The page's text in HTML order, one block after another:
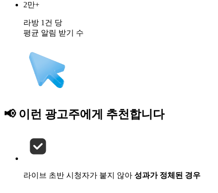
2만+
라방 1건 당
평균 알림 받기 수
📢 이런 광고주에게 추천합니다
라이브 초반 시청자가 붙지 않아 성과가 정체된 경우